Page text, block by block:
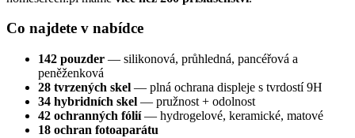
Co najdete v nabídce
142 pouzder — silikonová, průhledná, pancéřová a
peněženková
28 tvrzených skel — plná ochrana displeje s tvrdostí 9H
34 hybridních skel — pružnost + odolnost
42 ochranných fólií— hydrogelové, keramické, matové
18 ochran fotoaparátu